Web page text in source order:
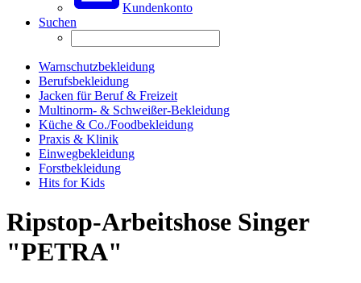
Kundenkonto
Suchen
Warnschutzbekleidung
Berufsbekleidung
Jacken für Beruf & Freizeit
Multinorm- & Schweißer-Bekleidung
Küche & Co./Foodbekleidung
Praxis & Klinik
Einwegbekleidung
Forstbekleidung
Hits for Kids
Ripstop-Arbeitshose Singer
"PETRA"